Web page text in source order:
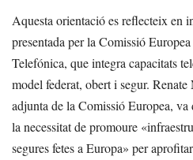
Aquesta orientació es reflecteix en
presentada per la Comissió
Telefónica, que integra capacitats
model federat, obert i segur.
adjunta de la Comissió Europea, va
la necessitat de promoure
segures fetes a Europa» per